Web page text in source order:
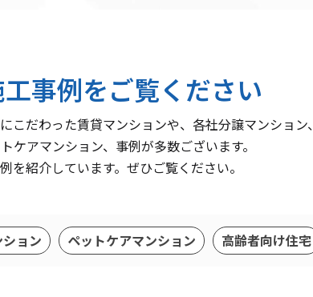
事例をご覧ください
こだわった賃貸マンションや、各社分譲マンション、
ケアマンション、 事例が多数ございます。
を紹介しています。 ぜひご覧ください。
ョン ペットケアマンション 高齢者向け住宅